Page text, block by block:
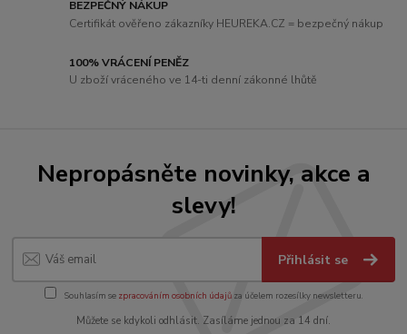
BEZPEČNÝ NÁKUP
Certifikát ověřeno zákazníky HEUREKA.CZ = bezpečný nákup
100% VRÁCENÍ PENĚZ
U zboží vráceného ve 14-ti denní zákonné lhůtě
Nepropásněte novinky, akce a
slevy!
Přihlásit se
Souhlasím se zpracováním osobních údajůza účelem rozesílky newsletteru.
Můžete se kdykoli odhlásit. Zasíláme jednou za 14 dní.